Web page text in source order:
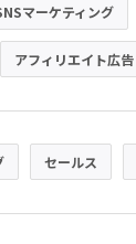
マーケティング
アフィリエイト広
セールス